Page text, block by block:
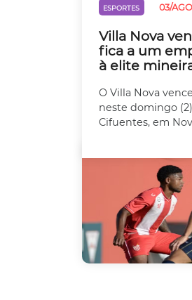
ESPORTES 03/AGO
Villa Nova
fica a um
à elite
O Villa Nova
neste domingo
Cifuentes, em